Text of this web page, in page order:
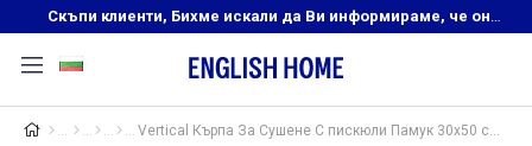
Скъпи клиенти, Бихме искали да Ви информираме, че онлайн магазинът на English Home преустановява своята дейност. Прекрасният ни и усмихнат екип ,Ви очаква в нашите физически магазини, където ще откриете любимите си продукти! Благодарим Ви, че сте част от семейството на Еnglish Home!